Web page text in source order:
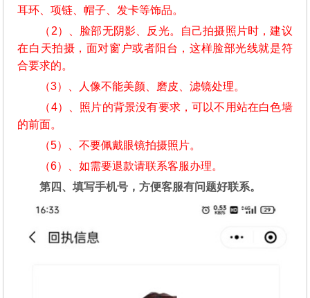
耳环、项链、帽子、发卡等饰品。
（2）、脸部无阴影、反光。自己拍摄照片时，建议
在白天拍摄，面对窗户或者阳台，这样脸部光线就是符
合要求的。
（3）、人像不能美颜、磨皮、滤镜处理。
（4）、照片的背景没有要求，可以不用站在白色墙
的前面。
（5）、不要佩戴眼镜拍摄照片。
（6）、如需要退款请联系客服办理。
第四、填写手机号，方便客服有问题好联系。